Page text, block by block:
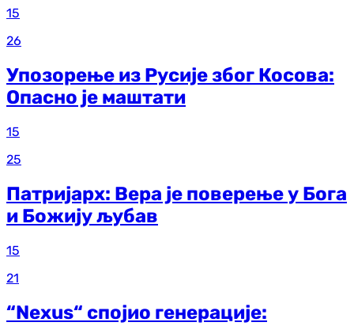
15
26
Упозорење из Русије због Косова:
Опасно је маштати
15
25
Патријарх: Вера је поверење у Бога
и Божију љубав
15
21
“Nexus“ спојио генерације: